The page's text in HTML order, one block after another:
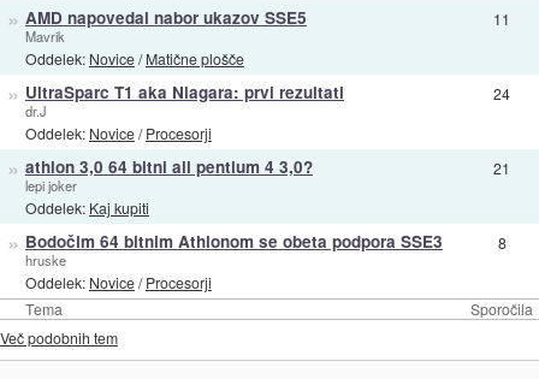
Tema Sporočila
» AMD napovedal nabor ukazov SSE5
Mavrik
Oddelek: Novice/Matične plošče
11
» UltraSparc T1 aka Niagara: prvi rezultati
dr.J
Oddelek: Novice/Procesorji
24
» athlon 3,0 64 bitni ali pentium 4 3,0?
lepi joker
Oddelek: Kaj kupiti
21
» Bodočim 64 bitnim Athlonom se obeta podpora SSE3
hruske
Oddelek: Novice/Procesorji
8
Več podobnih tem